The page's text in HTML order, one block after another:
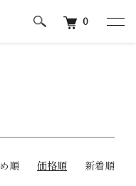
0
順 価格順 新着順